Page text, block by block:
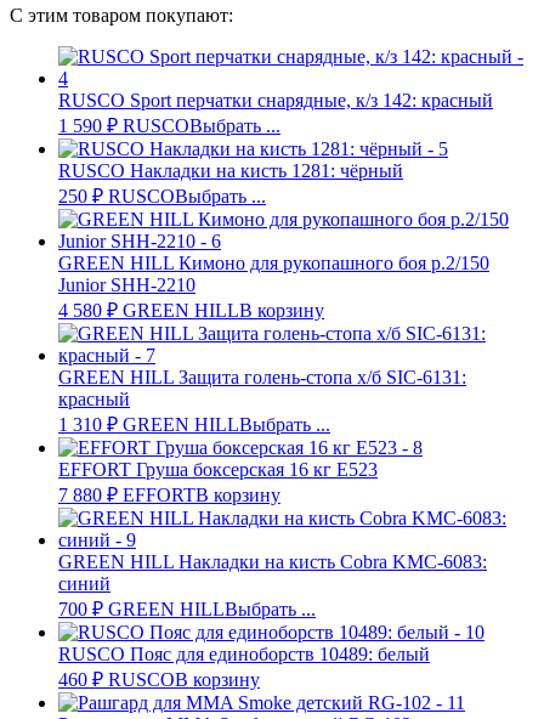
С этим товаром покупают:
RUSCO Sport перчатки снарядные, к/з 142: красный
1 590 ₽ RUSCOВыбрать ...
RUSCO Накладки на кисть 1281: чёрный
250 ₽ RUSCOВыбрать ...
GREEN HILL Кимоно для рукопашного боя р.2/150
Junior SHH-2210
4 580 ₽ GREEN HILLВ корзину
GREEN HILL Защита голень-стопа х/б SIC-6131:
красный
1 310 ₽ GREEN HILLВыбрать ...
EFFORT Груша боксерская 16 кг E523
7 880 ₽ EFFORTВ корзину
GREEN HILL Накладки на кисть Cobra KMC-6083:
синий
700 ₽ GREEN HILLВыбрать ...
RUSCO Пояс для единоборств 10489: белый
460 ₽ RUSCOВ корзину